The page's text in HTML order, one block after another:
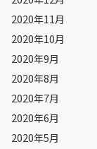
2020年11月
2020年10月
2020年9月
2020年8月
2020年7月
2020年6月
2020年5月